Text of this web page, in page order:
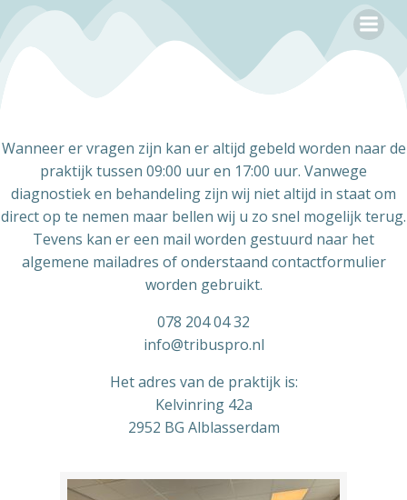
de
inhoud
Wanneer er vragen zijn kan er altijd gebeld worden naar de
praktijk tussen 09:00 uur en 17:00 uur. Vanwege
diagnostiek en behandeling zijn wij niet altijd in staat om
direct op te nemen maar bellen wij u zo snel mogelijk terug.
Tevens kan er een mail worden gestuurd naar het
algemene mailadres of onderstaand contactformulier
worden gebruikt.
078 204 04 32
info@tribuspro.nl
Het adres van de praktijk is:
Kelvinring 42a
2952 BG Alblasserdam